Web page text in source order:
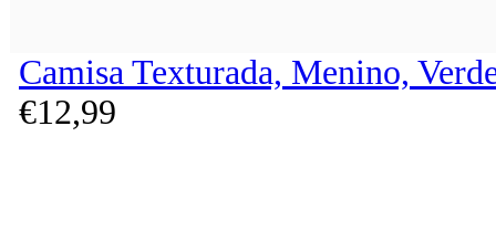
Camisa Texturada, Menino,
€12,99